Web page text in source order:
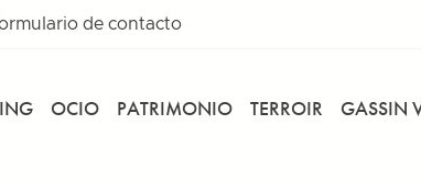
de contacto
OCIO PATRIMONIO TERROIR GASSIN